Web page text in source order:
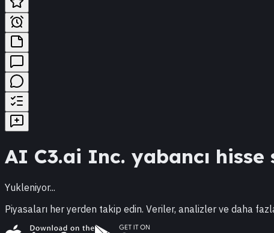
AI C3.ai Inc. yabancı
Yukleniyor...
Piyasaları her yerden takip edin. Veriler, analizler ve daha